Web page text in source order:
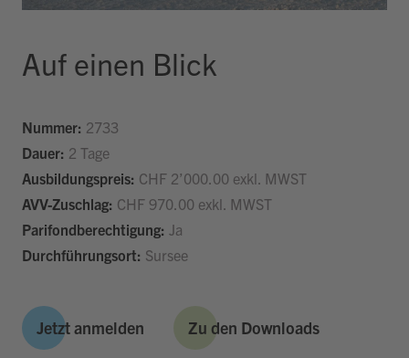
Auf einen Blick
Nummer: 2733
Dauer: 2 Tage
Ausbildungspreis: CHF 2’000.00 exkl. MWST
AVV-Zuschlag: CHF 970.00 exkl. MWST
Parifondberechtigung: Ja
Durchführungsort: Sursee
Jetzt anmelden Zu den Downloads